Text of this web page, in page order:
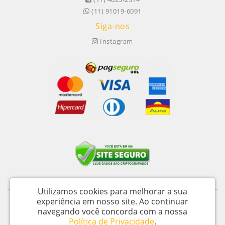
(11) 91019-6091
Siga-nos
Instagram
Itu Trailers Ltda - CNPJ: 62.043.518/0001-60
Av Jose de Oliveira, n 145 - Jardim Oliveira - Itu – SP - CEP 13312 020
Utilizamos cookies para melhorar a sua
experiência em nosso site. Ao continuar
navegando você concorda com a nossa
Política de Privacidade.